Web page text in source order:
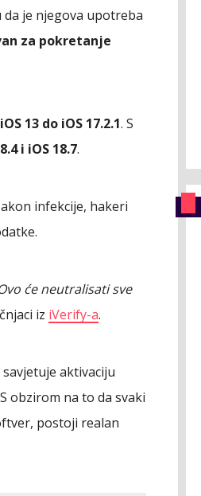
je njegova upotreba
za pokretanje
iOS 13 do iOS 17.2.1. S
i iOS 18.7.
infekcije, hakeri
će neutralisati sve
iz iVerify-a.
aktivaciju
obzirom na to da svaki
postoji realan